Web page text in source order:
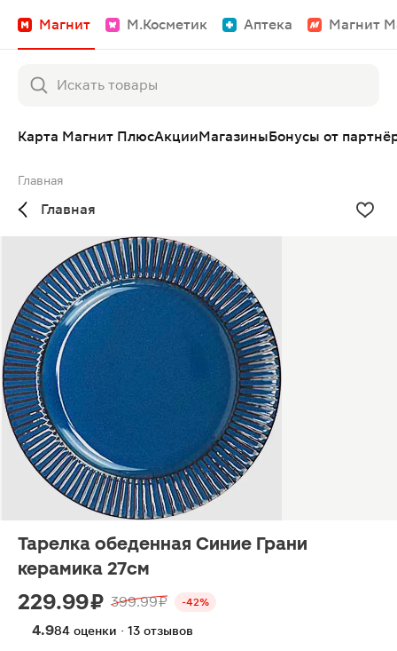
Магнит М.Косметик Аптека Магнит
Карта Магнит ПлюсАкцииМагазиныБонусы от
Главная
Главная
Тарелка обеденная Синие Грани
керамика 27см
229.99 ₽ 399.99 ₽ -42%
4.984 оценки · 13 отзывов